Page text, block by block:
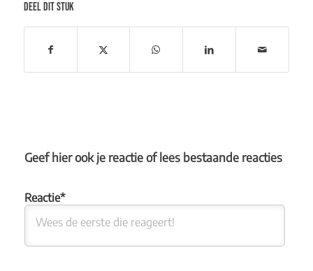
DEEL DIT STUK
Geef hier ook je reactie of lees bestaande reacties